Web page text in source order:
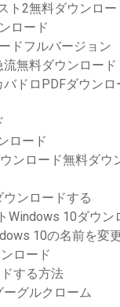
ト2無料ダウンロー
ロード
ドフルバージョン
無料ダウンロード
ドロPDFダウンロ
ロード
ンロード無料ダウ
ンロードする
Windows 10ダウン
10の名前を変
ロード
する方法
グルクローム